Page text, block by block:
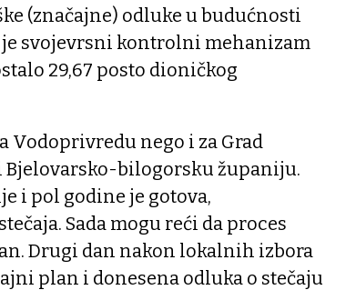
(značajne) odluke u budućnosti
svojevrsni kontrolni mehanizam
29,67 posto dioničkog
Vodoprivredu nego i za Grad
Bjelovarsko-bilogorsku županiju.
i pol godine je gotova,
Sada mogu reći da proces
Drugi dan nakon lokalnih izbora
plan i donesena odluka o stečaju